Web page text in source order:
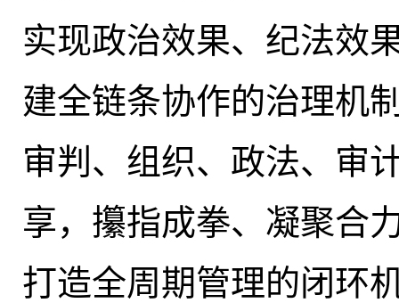
实现政治效果、纪法效
建全链条协作的治理机
审判、组织、政法、审
享，攥指成拳、凝聚合
打造全周期管理的闭环